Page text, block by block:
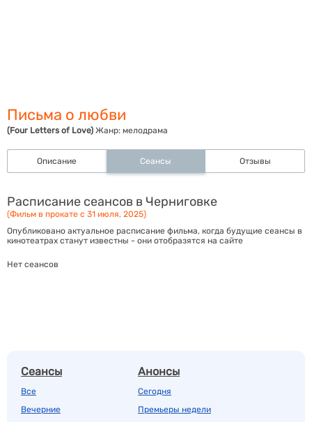
Письма о любви
(Four Letters of Love) Жанр: мелодрама
Описание Сеансы Отзывы
Расписание сеансов в Черниговке
(Фильм в прокате с 31 июля, 2025)
Опубликовано актуальное расписание фильма, когда будущие сеансы в
кинотеатрах станут известны - они отобразятся на сайте
Нет сеансов
Сеансы
Все
Вечерние
Анонсы
Сегодня
Премьеры недели